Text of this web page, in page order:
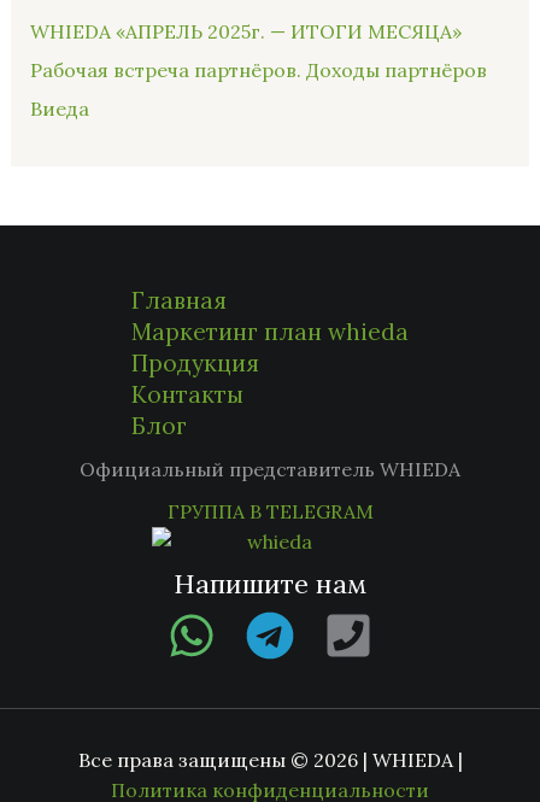
WHIEDA «АПРЕЛЬ 2025г. — ИТОГИ МЕСЯЦА»
Рабочая встреча партнёров. Доходы партнёров
Виеда
Главная
Маркетинг план whieda
Продукция
Контакты
Блог
Официальный представитель WHIEDA
ГРУППА В TELEGRAM
Напишите нам
Все права защищены © 2026 | WHIEDA |
Политика конфиденциальности